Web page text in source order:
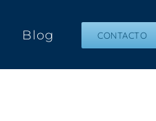
Blog CONTACTO